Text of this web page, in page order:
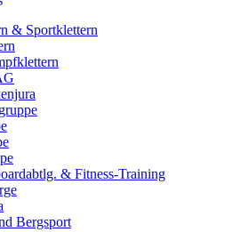
& Sportklettern
& Fitness-Training
Bergsport